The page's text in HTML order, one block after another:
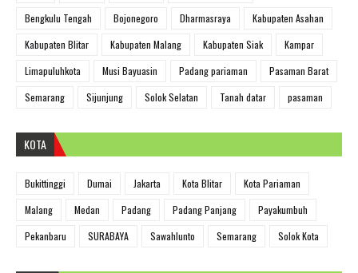
Bengkulu Tengah
Bojonegoro Dharmasraya
Kabupaten Asahan
Kabupaten Blitar
Kabupaten Malang Kabupaten Siak
Kampar
Limapuluhkota
Musi Bayuasin Padang pariaman
Pasaman Barat
Semarang
Sijunjung Solok Selatan Tanah datar pasaman
KOTA
Bukittinggi Dumai Jakarta Kota Blitar
Kota Pariaman
Malang
Medan Padang Padang Panjang
Payakumbuh
Pekanbaru
SURABAYA Sawahlunto Semarang Solok Kota